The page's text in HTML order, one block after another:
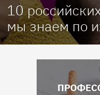
10
мы знаем по